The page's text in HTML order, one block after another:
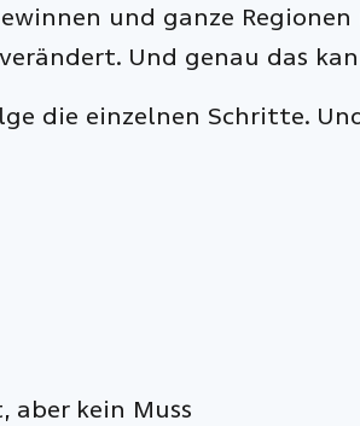
und ganze
Und genau das
die einzelnen Schritte.
aber kein Muss